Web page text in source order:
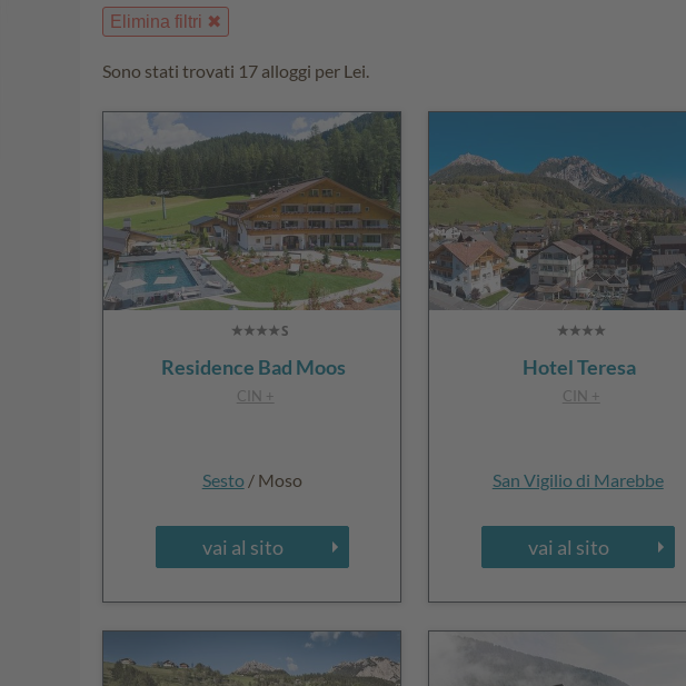
Elimina filtri
Sono stati trovati 17 alloggi per Lei.
Residence Bad Moos
CIN +
Sesto / Moso
vai al sito
Hotel Teresa
CIN +
San Vigilio di Marebbe
vai al sito